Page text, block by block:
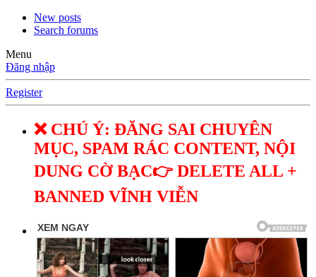
New posts
Search forums
Menu
Đăng nhập
Register
❌ CHÚ Ý: ĐĂNG SAI CHUYÊN
MỤC, SPAM RÁC CONTENT, NỘI
DUNG CỜ BẠC👉 DELETE ALL +
BANNED VĨNH VIỄN